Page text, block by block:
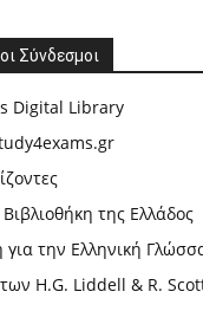
Σύνδεσμοι
Digital Library
Βιβλιοθήκη της Ελλάδος
την Ελληνική
των H.G. Liddell & R.